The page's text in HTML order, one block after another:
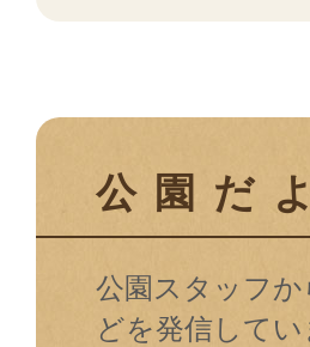
公園だ
公園スタッフ
どを発信してい